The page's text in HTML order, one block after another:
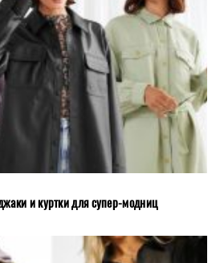
и куртки для супер-модниц